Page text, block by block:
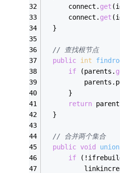
      connect.
get
      connect.
get
  }
// 查找根节点
public int
if (parents.
      }
return
  }
// 合并两个集合
public void union
if